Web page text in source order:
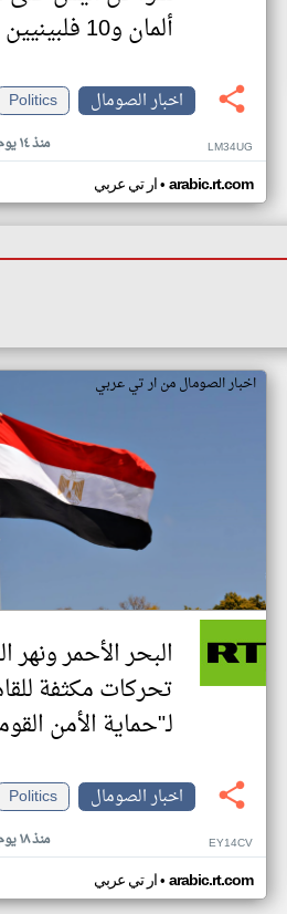
ألمان و10 فلبينيين
اخبار الصومال
Politics
منذ ١٤ يوم LM34UG
ار تي عربي• arabic.rt.com
اخبار الصومال من ار تي عربي
البحر الأحمر ونهر
تحركات مكثفة
لـ"حماية الأمن
اخبار الصومال
Politics
منذ ١٨ يوم EY14CV
ار تي عربي• arabic.rt.com